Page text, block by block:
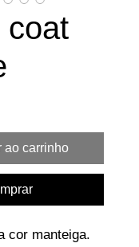
coat
ao carrinho
cor manteiga.